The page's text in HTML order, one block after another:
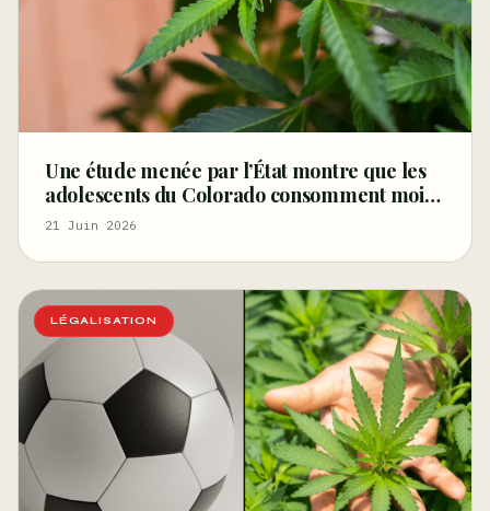
Une étude menée par l’État montre que les
adolescents du Colorado consomment moins
de cannabis aujourd’hui qu’avant la
principal des
21 Juin 2026
LÉGALISATION